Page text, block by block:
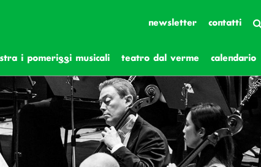
newsletter contatti
i pomeriggi musicali teatro dal verme calendario